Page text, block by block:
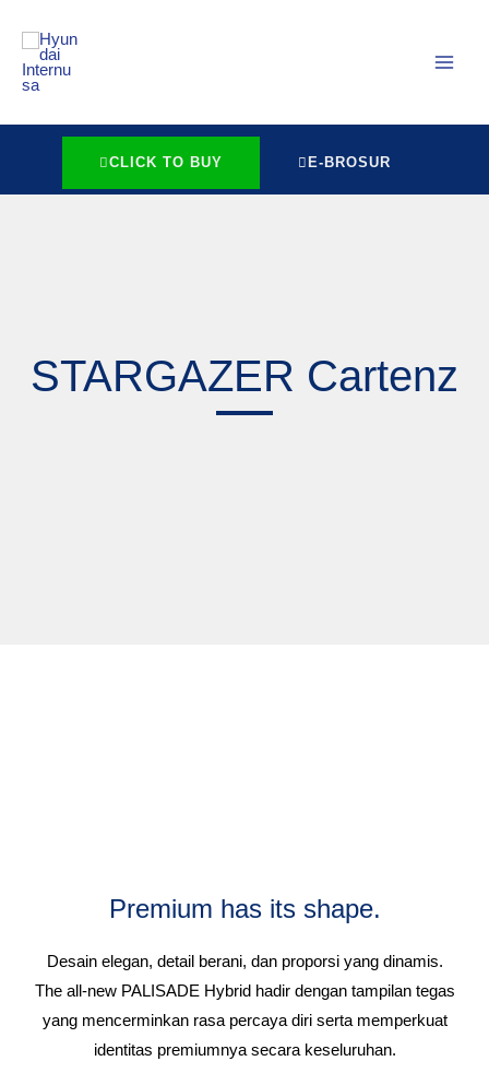
konten
CLICK TO BUY E-BROSUR
STARGAZER Cartenz
Premium has its shape.
Desain elegan, detail berani, dan proporsi yang dinamis.
The all-new PALISADE Hybrid hadir dengan tampilan tegas
yang mencerminkan rasa percaya diri serta memperkuat
identitas premiumnya secara keseluruhan.